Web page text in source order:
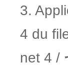
3.
4 du
net 4 /